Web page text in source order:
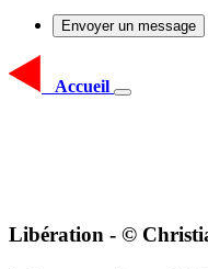
Envoyer un message
Accueil
Libération - ©